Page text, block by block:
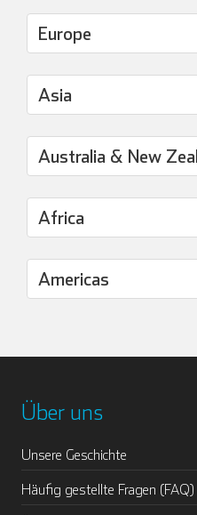
Über uns
Unsere Geschichte
Häufig gestellte Fragen (FAQ)